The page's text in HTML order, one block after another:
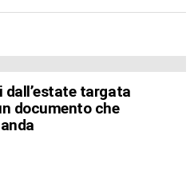
targata
documento che